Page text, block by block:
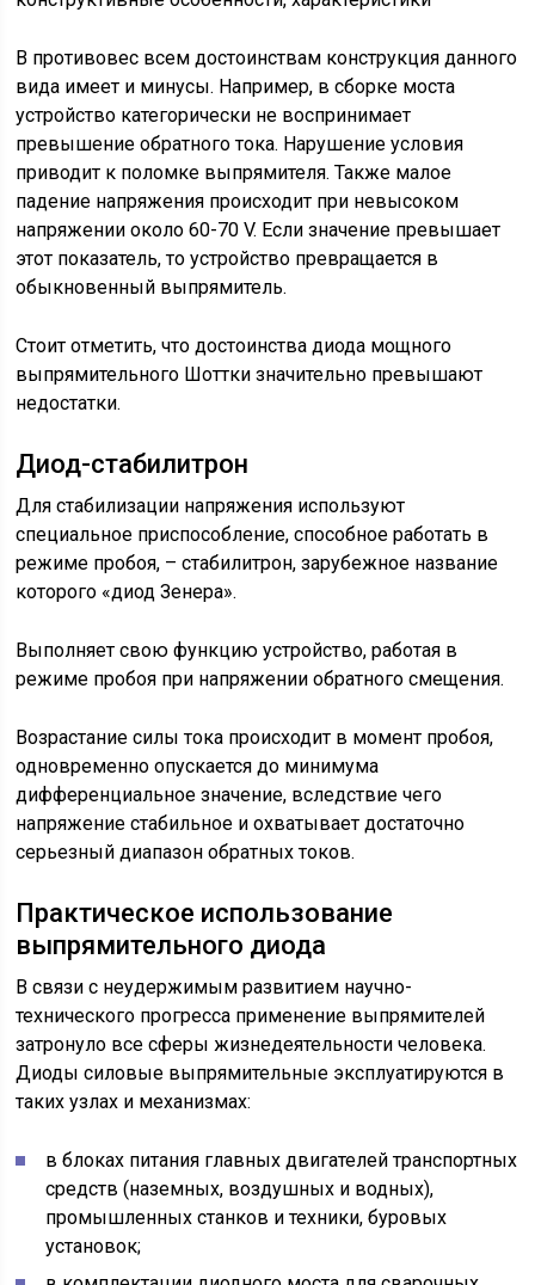
В противовес всем достоинствам конструкция данного
вида имеет и минусы. Например, в сборке моста
устройство категорически не воспринимает
превышение обратного тока. Нарушение условия
приводит к поломке выпрямителя. Также малое
падение напряжения происходит при невысоком
напряжении около 60-70 V. Если значение превышает
этот показатель, то устройство превращается в
обыкновенный выпрямитель.
Стоит отметить, что достоинства диода мощного
выпрямительного Шоттки значительно превышают
недостатки.
Диод-стабилитрон
Для стабилизации напряжения используют
специальное приспособление, способное работать в
режиме пробоя, – стабилитрон, зарубежное название
которого «диод Зенера».
Выполняет свою функцию устройство, работая в
режиме пробоя при напряжении обратного смещения.
Возрастание силы тока происходит в момент пробоя,
одновременно опускается до минимума
дифференциальное значение, вследствие чего
напряжение стабильное и охватывает достаточно
серьезный диапазон обратных токов.
Практическое использование
выпрямительного диода
В связи с неудержимым развитием научно-
технического прогресса применение выпрямителей
затронуло все сферы жизнедеятельности человека.
Диоды силовые выпрямительные эксплуатируются в
таких узлах и механизмах:
в блоках питания главных двигателей транспортных
средств (наземных, воздушных и водных),
промышленных станков и техники, буровых
установок;